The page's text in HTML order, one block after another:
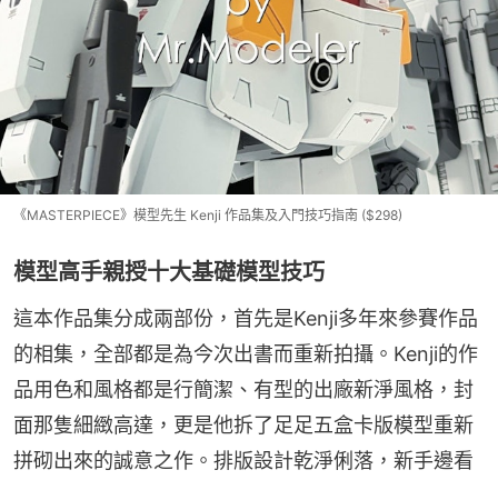
《MASTERPIECE》模型先生 Kenji 作品集及入門技巧指南 ($298)
模型高手親授十大基礎模型技巧
這本作品集分成兩部份，首先是Kenji多年來參賽作品
的相集，全部都是為今次出書而重新拍攝。Kenji的作
品用色和風格都是行簡潔、有型的出廠新淨風格，封
面那隻細緻高達，更是他拆了足足五盒卡版模型重新
拼砌出來的誠意之作。排版設計乾淨俐落，新手邊看